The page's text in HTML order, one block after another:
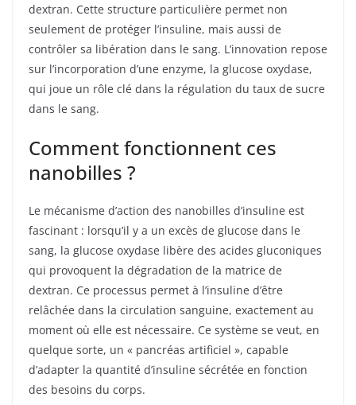
dextran. Cette structure particulière permet non
seulement de protéger l’insuline, mais aussi de
contrôler sa libération dans le sang. L’innovation repose
sur l’incorporation d’une enzyme, la glucose oxydase,
qui joue un rôle clé dans la régulation du taux de sucre
dans le sang.
Comment fonctionnent ces
nanobilles ?
Le mécanisme d’action des nanobilles d’insuline est
fascinant : lorsqu’il y a un excès de glucose dans le
sang, la glucose oxydase libère des acides gluconiques
qui provoquent la dégradation de la matrice de
dextran. Ce processus permet à l’insuline d’être
relâchée dans la circulation sanguine, exactement au
moment où elle est nécessaire. Ce système se veut, en
quelque sorte, un « pancréas artificiel », capable
d’adapter la quantité d’insuline sécrétée en fonction
des besoins du corps.